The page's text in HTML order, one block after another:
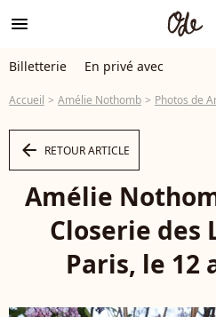
menu
Billetterie En privé avec
Accueil Amélie Nothomb Photos de
arrow_left RETOUR ARTICLE
Amélie
Closerie des
Paris, le 12